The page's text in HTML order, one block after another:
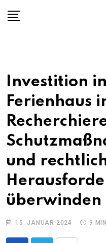
Investition
Ferienhaus
und
überwinden
15. JANUAR 2024 9